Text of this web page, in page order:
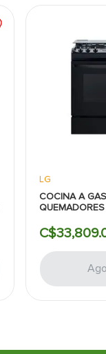
LG
COCINA A
C$33,809.